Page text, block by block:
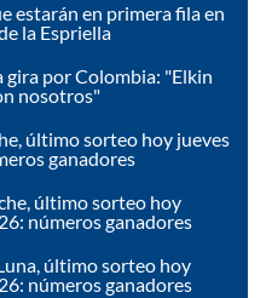
estarán en primera fila en
la Espriella
gira por Colombia: "Elkin
nosotros"
último sorteo hoy jueves
ganadores
último sorteo hoy
números ganadores
último sorteo hoy
números ganadores